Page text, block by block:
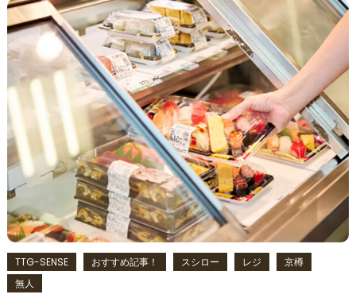
TTG-SENSE おすすめ記事！ スシロー レジ
京樽
無人